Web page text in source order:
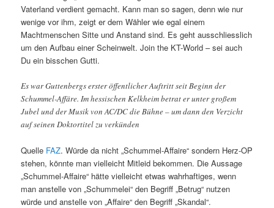
Vaterland verdient gemacht. Kann man so sagen, denn wie nur
wenige vor ihm, zeigt er dem Wähler wie egal einem
Machtmenschen Sitte und Anstand sind. Es geht ausschliesslich
um den Aufbau einer Scheinwelt. Join the KT-World – sei auch
Du ein bisschen Gutti.
Es war Guttenbergs erster öffentlicher Auftritt seit Beginn der
Schummel-Affäre. Im hessischen Kelkheim betrat er unter großem
Jubel und der Musik von AC/DC die Bühne – um dann den Verzicht
auf seinen Doktortitel zu verkünden
Quelle FAZ. Würde da nicht „Schummel-Affaire“ sondern Herz-OP
stehen, könnte man vielleicht Mitleid bekommen. Die Aussage
„Schummel-Affaire“ hätte vielleicht etwas wahrhaftiges, wenn
man anstelle von „Schummelei“ den Begriff „Betrug“ nutzen
würde und anstelle von „Affaire“ den Begriff „Skandal“.